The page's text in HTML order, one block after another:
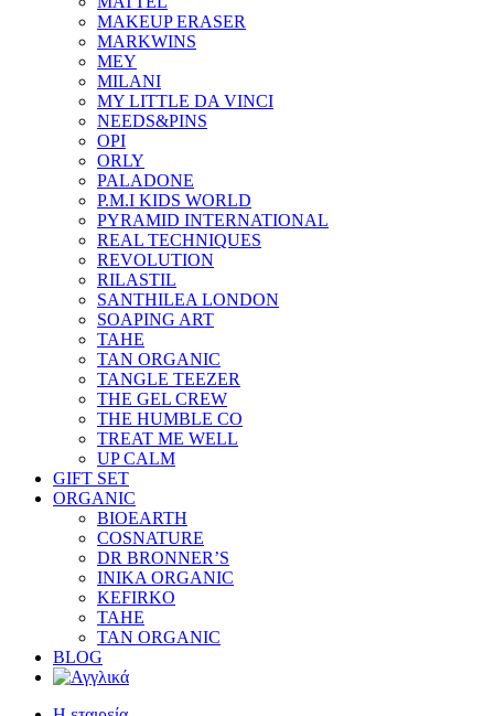
MAKEUP ERASER
MARKWINS
MEY
MILANI
MY LITTLE DA VINCI
NEEDS&PINS
OPI
ORLY
PALADONE
P.M.I KIDS WORLD
PYRAMID INTERNATIONAL
REAL TECHNIQUES
REVOLUTION
RILASTIL
SANTHILEA LONDON
SOAPING ART
TAHE
TAN ORGANIC
TANGLE TEEZER
THE GEL CREW
THE HUMBLE CO
TREAT ME WELL
UP CALM
GIFT SET
ORGANIC
BIOEARTH
COSNATURE
DR BRONNER’S
INIKA ORGANIC
KEFIRKO
TAHE
TAN ORGANIC
BLOG